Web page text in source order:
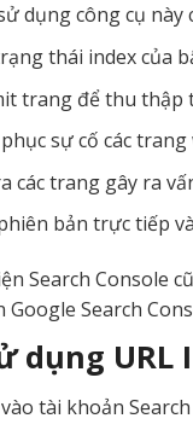
dụng công cụ này
thái index của
trang để thu thập
phục sự cố các
các trang gây ra
bản trực tiếp
Search Console
Google Search
dụng
tài khoản